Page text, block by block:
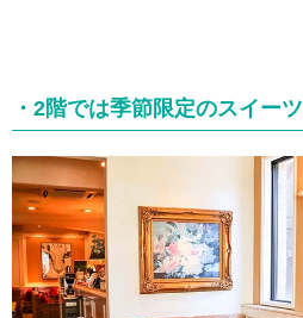
・2階では季節限定のスイー